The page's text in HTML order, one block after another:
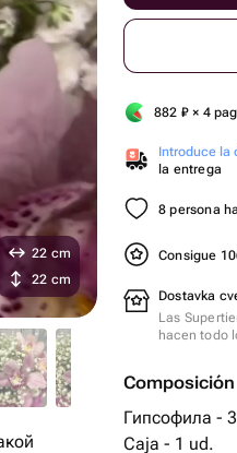
882 ₽ × 4
Introduce la
la entrega
8 persona
Consigue
Dostavka
Las
hacen todo
Composición
Гипсофила -
Caja - 1 ud.
22 cm
22 cm